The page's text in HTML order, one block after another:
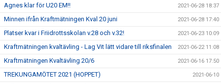
Agnes klar för U20 EM!! 2021-06-28 18:37
Minnen ifrån Kraftmätningen Kval 20 juni 2021-06-28 17:40
Platser kvar i Friidrottsskolan v.28 och v.32! 2021-06-23 10:09
Kraftmätningen kvaltävling - Lag Vit lätt vidare till riksfinalen 2021-06-22 11:08
Kraftmätningen Kvaltävling 20/6 2021-06-16 17:50
TREKUNGAMÖTET 2021 (HOPPET) 2021-06-10